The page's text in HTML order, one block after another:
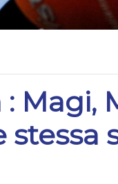
Magi,
stessa